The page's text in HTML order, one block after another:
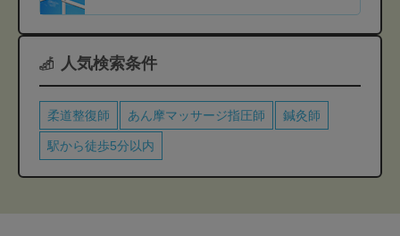
人気検索条件
柔道整復師 あん摩マッサージ指圧師 鍼灸師
駅から徒歩5分以内